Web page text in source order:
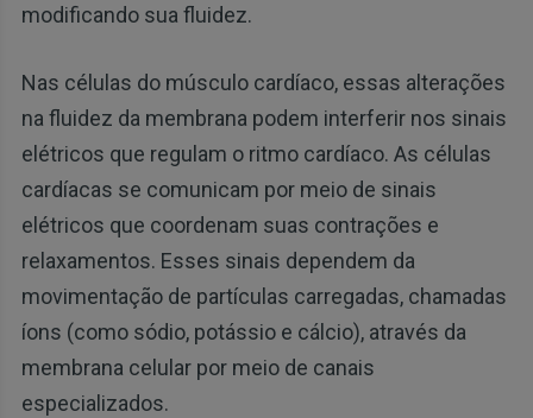
modificando sua fluidez.
Nas células do músculo cardíaco, essas alterações
na fluidez da membrana podem interferir nos sinais
elétricos que regulam o ritmo cardíaco. As células
cardíacas se comunicam por meio de sinais
elétricos que coordenam suas contrações e
relaxamentos. Esses sinais dependem da
movimentação de partículas carregadas, chamadas
íons (como sódio, potássio e cálcio), através da
membrana celular por meio de canais
especializados.